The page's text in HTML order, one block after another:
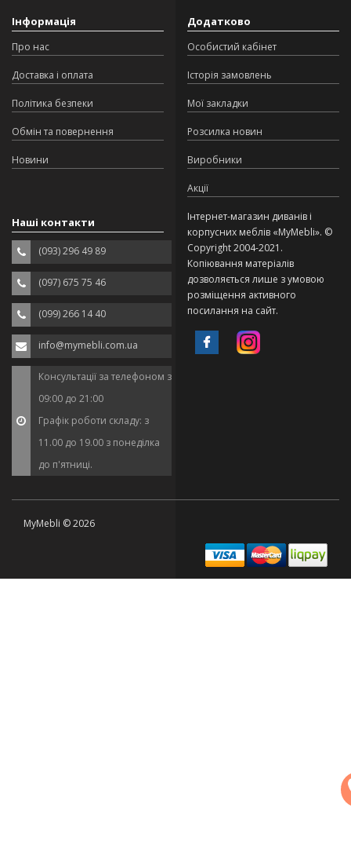
Інформація
Про нас
Доставка і оплата
Політика безпеки
Обмін та повернення
Новини
Додатково
Особистий кабінет
Історія замовлень
Мої закладки
Розсилка новин
Виробники
Акції
Наші контакти
(093) 296 49 89
(097) 675 75 46
(099) 266 14 40
info@mymebli.com.ua
Консультації за телефоном з
09:00 до 21:00
Графік роботи складу: з
11.00 до 19.00 з понеділка
до п'ятниці.
Інтернет-магазин диванів і
корпусних меблів «MyMebli». ©
Copyright 2004-2021.
Копіювання матеріалів
дозволяється лише з умовою
розміщення активного
посилання на сайт.
MyMebli © 2026